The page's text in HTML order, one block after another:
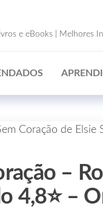
e eBooks | Melhores
–
4,8⭐ –